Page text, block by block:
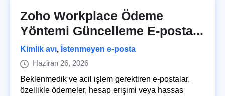
Zoho Workplace Ödeme
Yöntemi Güncelleme E-posta...
Kimlik avı, İstenmeyen e-posta
Haziran 26, 2026
Beklenmedik ve acil işlem gerektiren e-postalar,
özellikle ödemeler, hesap erişimi veya hassas